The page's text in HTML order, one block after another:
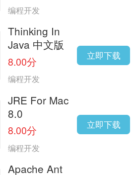
编程开发
Thinking In
Java 中文版
8.00分
编程开发
立即下载
JRE For Mac
8.0
8.00分
编程开发
立即下载
Apache Ant